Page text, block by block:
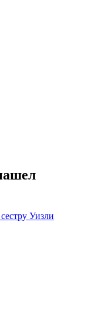
Уизли